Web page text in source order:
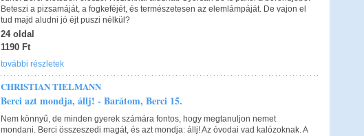
Beteszi a pizsamáját, a fogkeféjét, és természetesen az elemlámpáját. De vajon el
tud majd aludni jó éjt puszi nélkül?
24 oldal
1190 Ft
további részletek
CHRISTIAN TIELMANN
Berci azt mondja, állj! - Barátom, Berci 15.
Nem könnyű, de minden gyerek számára fontos, hogy megtanuljon nemet
mondani. Berci összeszedi magát, és azt mondja: állj! Az óvodai vad kalózoknak. A